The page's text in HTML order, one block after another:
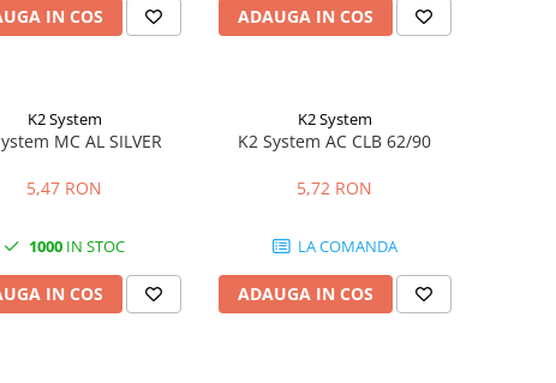
IN COS ADAUGA IN COS
K2 System
MC AL SILVER
5,47 RON
1000 IN STOC
IN COS
K2 System
K2 System AC CLB 62/90
5,72 RON
LA COMANDA
ADAUGA IN COS